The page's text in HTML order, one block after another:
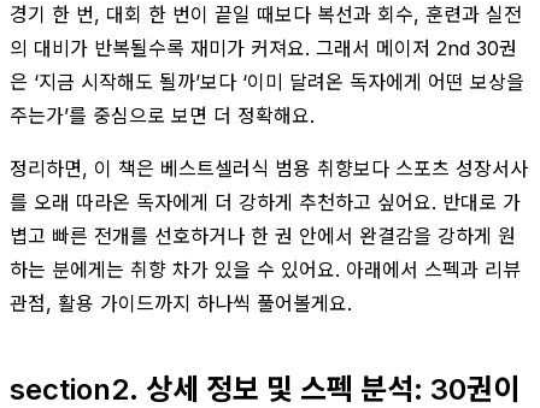
경기 한 번, 대회 한 번이 끝일 때보다 복선과 회수, 훈련과 실전
의 대비가 반복될수록 재미가 커져요. 그래서 메이저 2nd 30권
은 ‘지금 시작해도 될까’보다 ‘이미 달려온 독자에게 어떤 보상을
주는가’를 중심으로 보면 더 정확해요.
정리하면, 이 책은 베스트셀러식 범용 취향보다 스포츠 성장서사
를 오래 따라온 독자에게 더 강하게 추천하고 싶어요. 반대로 가
볍고 빠른 전개를 선호하거나 한 권 안에서 완결감을 강하게 원
하는 분에게는 취향 차가 있을 수 있어요. 아래에서 스펙과 리뷰
관점, 활용 가이드까지 하나씩 풀어볼게요.
section2. 상세 정보 및 스펙 분석: 30권이